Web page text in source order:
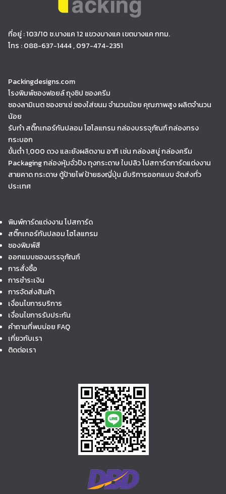
ที่อยู่ : 103/10 ซ.บางแค 12 แขวงบางแค เขตบางแค กทม.
โทร : 088-637-1444 , 097-474-2351
Packingdesigns.com
โรงพิมพ์ซองฟอยล์ ถุงซิป ซองครีม
ซองลามิเนต ซองซาเช่ ซองใส่ขนม จำนวนน้อย คุณภาพสูง ผลิตจำนวน
น้อย
รับทำ สติ๊กเกอร์กันปลอม โฮโลแกรม กล่องบรรจุภัณฑ์ กล่องทรง
กระบอก
ขั้นต่ำ 1,000 ดวง และยังผลิตงาน อาทิ เช่น กล่องสบู่ กล่องครีม
Packaging กล่องหุ้มจั่วปัง ถุงกระดาษ ใบปลิว โปสการ์ดการ์ดแต่งงาน
สายคาด กระดาษ ตู้ป้ายไฟ ป้ายธงญี่ปุ่น มีบริการออกแบบ จัดส่งทั่ว
ประเทศ
พิมพ์การ์ดแต่งงาน โปสการ์ด
สติ๊กเกอร์กันปลอม โฮโลแกรม
ซองพิมพ์สี
ออกแบบซองบรรจุภัณฑ์
การสั่งซื้อ
การชำระเงิน
การจัดส่งสินค้า
เงื่อนไขการบริการ
เงื่อนไขการรับประกัน
คำถามที่พบบ่อย FAQ
เกี่ยวกับเรา
ติดต่อเรา